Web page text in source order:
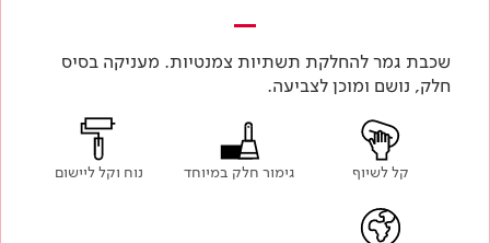
שכבת גמר להחלקת תשתיות צמנטיות. מעניקה בסיס
חלק, נושם ומוכן לצביעה.
קל לשיוף גימור חלק במיוחד נוח וקל ליישום